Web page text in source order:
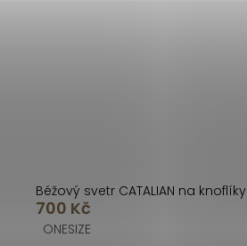
Béžový svetr CATALIAN na knoflíky
700 Kč
ONESIZE